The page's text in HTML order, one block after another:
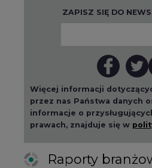
ZAPISZ SIĘ DO
Więcej informacji
przez nas Państwa danych
informacje o
prawach, znajduje się w
Raporty